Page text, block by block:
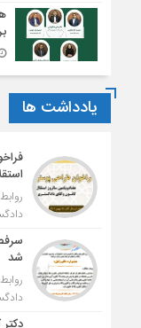
یادداشت ها
شد